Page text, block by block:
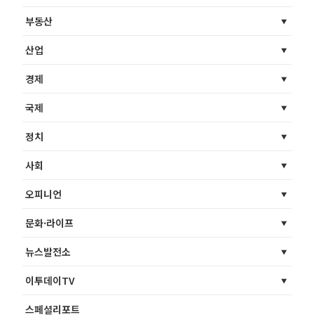
부동산
산업
경제
국제
정치
사회
오피니언
문화·라이프
뉴스발전소
이투데이TV
스페셜리포트